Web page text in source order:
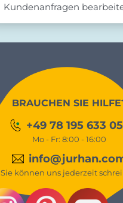
Kundenanfragen
BRAUCHEN SIE
+49 78 195 633
Mo - Fr: 8:00 - 16:00
Sie können uns jederzeit